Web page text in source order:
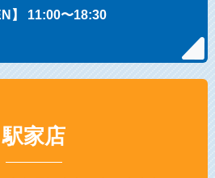
】 11:00〜18:30
駅家店